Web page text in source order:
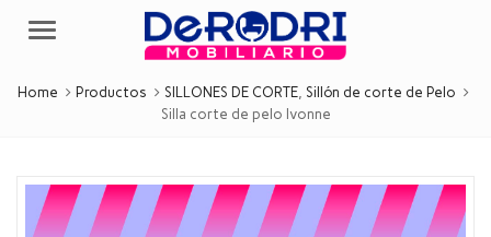
Menu
Home Productos SILLONES DE CORTE, Sillón de corte de Pelo
Silla corte de pelo Ivonne